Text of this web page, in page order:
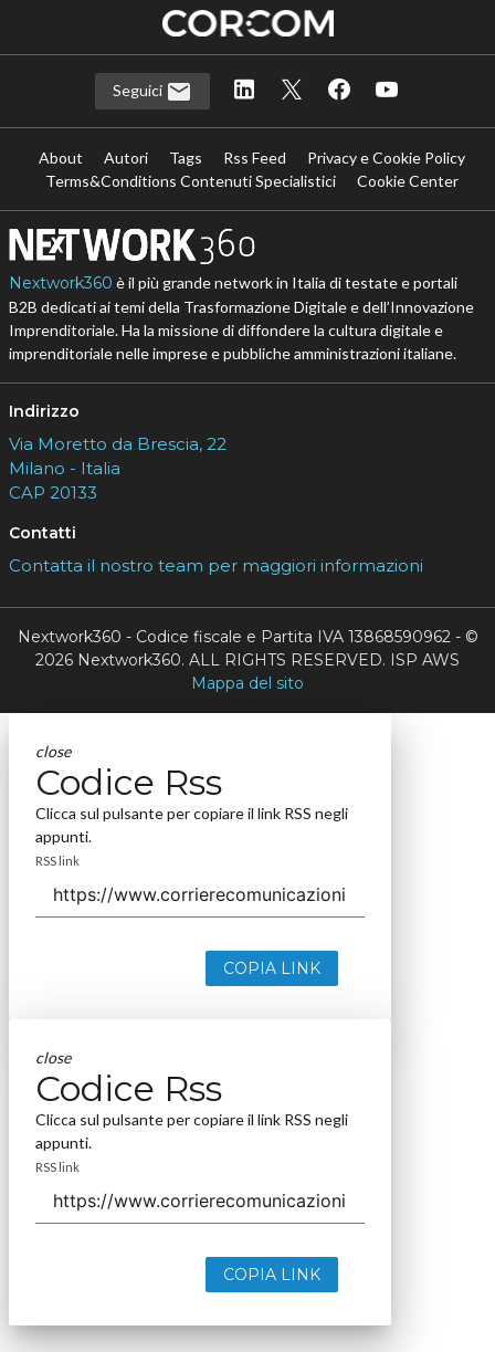
Seguici
About Autori Tags Rss Feed
Privacy e Cookie Policy
Terms&Conditions Contenuti Specialistici
Cookie Center
Nextwork360 è il più grande network in Italia di testate e portali
B2B dedicati ai temi della Trasformazione Digitale e dell’Innovazione
Imprenditoriale. Ha la missione di diffondere la cultura digitale e
imprenditoriale nelle imprese e pubbliche amministrazioni italiane.
Indirizzo
Via Moretto da Brescia, 22
Milano - Italia
CAP 20133
Contatti
Contatta il nostro team per maggiori informazioni
Nextwork360 - Codice fiscale e Partita IVA 13868590962 - ©
2026 Nextwork360. ALL RIGHTS RESERVED. ISP AWS
Mappa del sito
close
Codice Rss
Clicca sul pulsante per copiare il link RSS negli
appunti.
RSS link
COPIA LINK
close
Codice Rss
Clicca sul pulsante per copiare il link RSS negli
appunti.
RSS link
COPIA LINK